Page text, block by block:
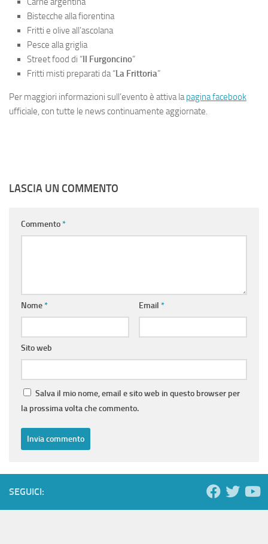
Bistecche alla fiorentina
Fritti e olive all’ascolana
Pesce alla griglia
Street food di “Il Furgoncino”
Fritti misti preparati da “La Frittoria”
Per maggiori informazioni sull’evento è attiva lapagina facebook
ufficiale, con tutte le news continuamente aggiornate.
LASCIA UN COMMENTO
Commento*
Nome* Email *
Sito web
Salva il mio nome, email e sito web in questo browser per
la prossima volta che commento.
SEGUICI: